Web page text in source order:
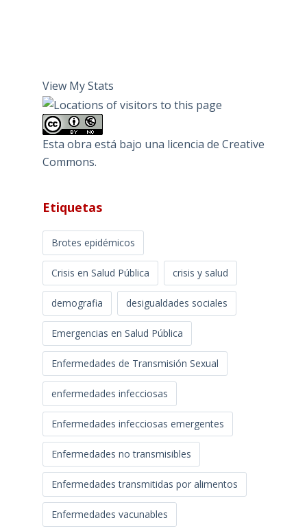
View My Stats
Esta obra está bajo una licencia de Creative
Commons.
Etiquetas
Brotes epidémicos
Crisis en Salud Pública crisis y salud
demografia desigualdades sociales
Emergencias en Salud Pública
Enfermedades de Transmisión Sexual
enfermedades infecciosas
Enfermedades infecciosas emergentes
Enfermedades no transmisibles
Enfermedades transmitidas por alimentos
Enfermedades vacunables